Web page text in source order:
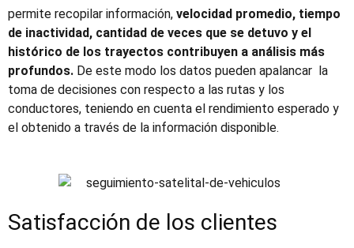
permite recopilar información, velocidad promedio, tiempo
de inactividad, cantidad de veces que se detuvo y el
histórico de los trayectos contribuyen a análisis más
profundos. De este modo los datos pueden apalancar la
toma de decisiones con respecto a las rutas y los
conductores, teniendo en cuenta el rendimiento esperado y
el obtenido a través de la información disponible.
Satisfacción de los clientes